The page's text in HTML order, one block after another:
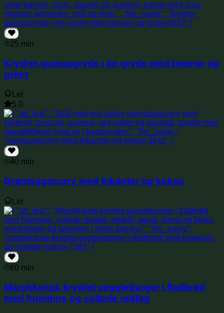
25 min
Krydret quinoagryde i én gryde med bønner og
grønt
Let
5,0
40 min
Grøntsagscurry med kikærter og kokos
Let
60 min
Marokkansk krydret veggieburger i fladbrød
med hummus og syltede rødløg